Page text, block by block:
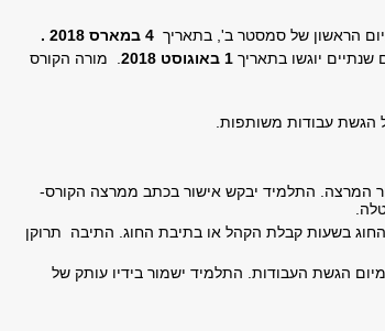
4 במארס 2018 .
יוגשו בתאריך 1 באוגוסט 2018
. מורה הקורס
המרצה. התלמיד יבקש אישור בכתב ממרצה הקורס-
החוג בשעות קבלת הקהל או בתיבת החוג. התיבה תרוקן
הגשת העבודות. התלמיד ישמור בידיו עותק של